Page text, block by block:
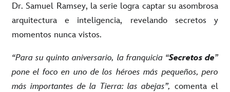
Dr. Samuel Ramsey, la serie logra captar su asombrosa
arquitectura e inteligencia, revelando secretos y
momentos nunca vistos.
“Para su quinto aniversario, la franquicia “Secretos de”
pone el foco en uno de los héroes más pequeños, pero
más importantes de la Tierra: las abejas”, comenta el